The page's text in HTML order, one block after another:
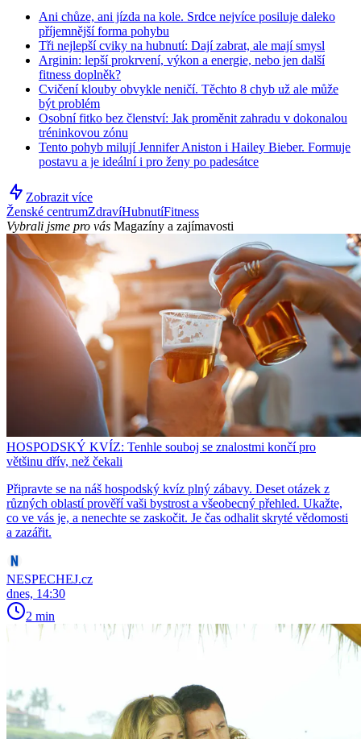
Ani chůze, ani jízda na kole. Srdce nejvíce posiluje daleko
příjemnější forma pohybu
Tři nejlepší cviky na hubnutí: Dají zabrat, ale mají smysl
Arginin: lepší prokrvení, výkon a energie, nebo jen další
fitness doplněk?
Cvičení klouby obvykle neničí. Těchto 8 chyb už ale může
být problém
Osobní fitko bez členství: Jak proměnit zahradu v dokonalou
tréninkovou zónu
Tento pohyb milují Jennifer Aniston i Hailey Bieber. Formuje
postavu a je ideální i pro ženy po padesátce
Zobrazit více
Ženské centrumZdravíHubnutíFitness
Vybrali jsme pro vás Magazíny a zajímavosti
HOSPODSKÝ KVÍZ: Tenhle souboj se znalostmi končí pro
většinu dřív, než čekali
Připravte se na náš hospodský kvíz plný zábavy. Deset otázek z
různých oblastí prověří vaši bystrost a všeobecný přehled. Ukažte,
co ve vás je, a nenechte se zaskočit. Je čas odhalit skryté vědomosti
a zazářit.
NESPECHEJ.cz
dnes, 14:30
2 min